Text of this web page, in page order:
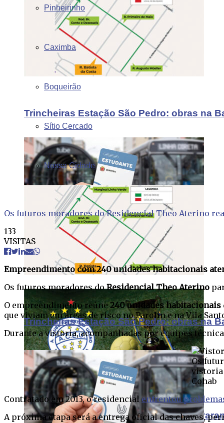
Trincheiras Estação São Pedro: obras na
Cartão Estudante totalmente online
Urano confirma presença na 61ª Taça
Pinheirinho
Caximba
Boqueirão
Sítio Cercado
Nossa Cidade
Trincheiras Estação São Pedro: obras na
Os futuros moradores do Residencial Theo Aterino
133
VISITAS
Empreendimento com 240 unidades habitacionais
Os futuros moradores doResidencial Theo Aterino
O empreendimento reúne240 unidades habitacionais
que viviam em áreas de risco no Parolin e na Vila
Durante a vistoria, acompanhadas por equipes
Os
vistoria
Cohab
Contratado em 2013, o residencial enfrentou
A próxima etapa será a entrega oficial das chaves,